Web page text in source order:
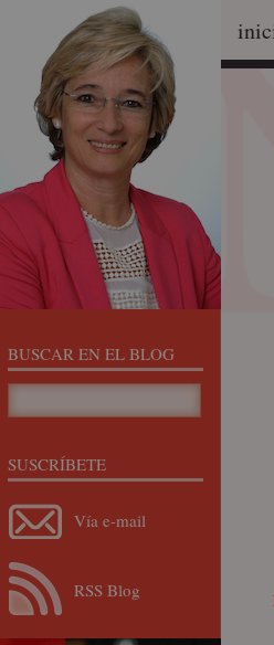
BUSCAR EN EL BLOG
SUSCRÍBETE
Vía e-mail
RSS Blog